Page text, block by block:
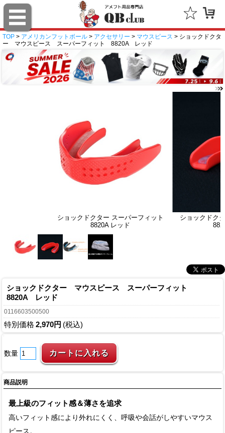
TOP > アメリカンフットボール > アクセサリー > マウスピース > ショックドクタ
ー マウスピース スーパーフィット 8820A レッド
ショックドクター スーパーフィット
8820A レッド
ショックドク
ショックドクター マウスピース スーパーフィット
8820A レッド
0116603500500
特別価格 2,970円 (税込)
数量
商品説明
最上級のフィット感＆薄さを追求
高いフィット感により外れにくく、呼吸や会話がしやすいマウス
ピース。